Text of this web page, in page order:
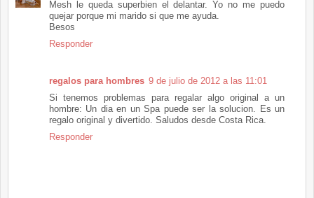
Mesh le queda superbien el delantar. Yo no me puedo
quejar porque mi marido si que me ayuda.
Besos
Responder
regalos para hombres 9 de julio de 2012 a las 11:01
Si tenemos problemas para regalar algo original a un
hombre: Un dia en un Spa puede ser la solucion. Es un
regalo original y divertido. Saludos desde Costa Rica.
Responder